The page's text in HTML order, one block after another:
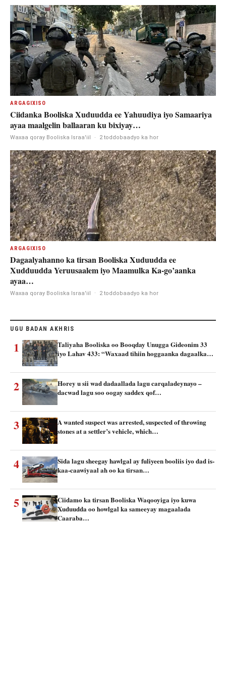
ARGAGIXISO
Ciidanka Booliska Xuduudda ee Yahuudiya iyo Samaariya
ayaa maalgelin ballaaran ku bixiyay…
Waxaa qoray Booliska Israa'iil · 2 toddobaadyo ka hor
ARGAGIXISO
Dagaalyahanno ka tirsan Booliska Xuduudda ee
Xudduudda Yeruusaalem iyo Maamulka Ka-go’aanka
ayaa…
Waxaa qoray Booliska Israa'iil · 2 toddobaadyo ka hor
UGU BADAN AKHRIS
1
Taliyaha Booliska oo Booqday Unugga Gideonim 33
iyo Lahav 433: “Waxaad tihiin hoggaanka dagaalka…
2
Horey u sii wad dadaallada lagu carqaladeynayo –
dacwad lagu soo oogay saddex qof…
3
A wanted suspect was arrested, suspected of throwing
stones at a settler’s vehicle, which…
4
Sida lagu sheegay hawlgal ay fuliyeen booliis iyo dad is-
kaa-caawiyaal ah oo ka tirsan…
5
Ciidamo ka tirsan Booliska Waqooyiga iyo kuwa
Xuduudda oo howlgal ka sameeyay magaalada
Caaraba…